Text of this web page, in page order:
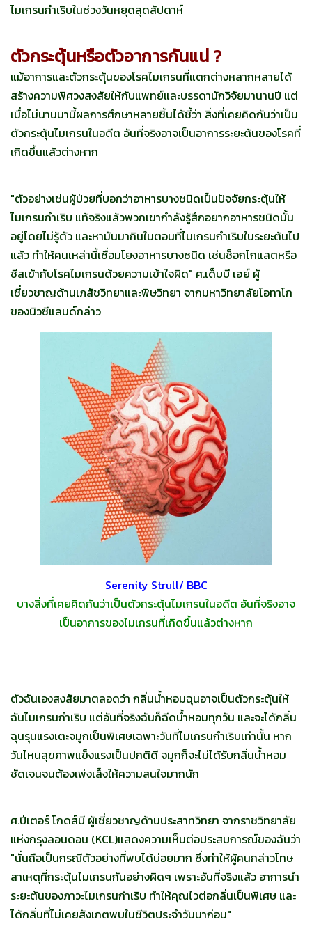
ไมเกรนกำเริบในช่วงวันหยุดสุดสัปดาห์
ตัวกระตุ้นหรือตัวอาการกันแน่ ?
แม้อาการและตัวกระตุ้นของโรคไมเกรนที่แตกต่างหลากหลายได้
สร้างความพิศวงสงสัยให้กับแพทย์และบรรดานักวิจัยมานานปี แต่
เมื่อไม่นานมานี้ผลการศึกษาหลายชิ้นได้ชี้ว่า สิ่งที่เคยคิดกันว่าเป็น
ตัวกระตุ้นไมเกรนในอดีต อันที่จริงอาจเป็นอาการระยะต้นของโรคที่
เกิดขึ้นแล้วต่างหาก
"ตัวอย่างเช่นผู้ป่วยที่บอกว่าอาหารบางชนิดเป็นปัจจัยกระตุ้นให้
ไมเกรนกำเริบ แท้จริงแล้วพวกเขากำลังรู้สึกอยากอาหารชนิดนั้น
อยู่โดยไม่รู้ตัว และหามันมากินในตอนที่ไมเกรนกำเริบในระยะต้นไป
แล้ว ทำให้คนเหล่านี้เชื่อมโยงอาหารบางชนิด เช่นช็อกโกแลตหรือ
ชีสเข้ากับโรคไมเกรนด้วยความเข้าใจผิด" ศ.เด็บบี เฮย์ ผู้
เชี่ยวชาญด้านเภสัชวิทยาและพิษวิทยา จากมหาวิทยาลัยโอทาโก
ของนิวซีแลนด์กล่าว
Serenity Strull/ BBC
บางสิ่งที่เคยคิดกันว่าเป็นตัวกระตุ้นไมเกรนในอดีต อันที่จริงอาจ
เป็นอาการของไมเกรนที่เกิดขึ้นแล้วต่างหาก
ตัวฉันเองสงสัยมาตลอดว่า กลิ่นน้ำหอมฉุนอาจเป็นตัวกระตุ้นให้
ฉันไมเกรนกำเริบ แต่อันที่จริงฉันก็ฉีดน้ำหอมทุกวัน และจะได้กลิ่น
ฉุนรุนแรงเตะจมูกเป็นพิเศษเฉพาะวันที่ไมเกรนกำเริบเท่านั้น หาก
วันไหนสุขภาพแข็งแรงเป็นปกติดี จมูกก็จะไม่ได้รับกลิ่นน้ำหอม
ชัดเจนจนต้องเพ่งเล็งให้ความสนใจมากนัก
ศ.ปีเตอร์ โกดส์บี ผู้เชี่ยวชาญด้านประสาทวิทยา จากราชวิทยาลัย
แห่งกรุงลอนดอน (KCL)แสดงความเห็นต่อประสบการณ์ของฉันว่า
"นั่นถือเป็นกรณีตัวอย่างที่พบได้บ่อยมาก ซึ่งทำให้ผู้คนกล่าวโทษ
สาเหตุที่กระตุ้นไมเกรนกันอย่างผิดๆ เพราะอันที่จริงแล้ว อาการนำ
ระยะต้นของภาวะไมเกรนกำเริบ ทำให้คุณไวต่อกลิ่นเป็นพิเศษ และ
ได้กลิ่นที่ไม่เคยสังเกตพบในชีวิตประจำวันมาก่อน"